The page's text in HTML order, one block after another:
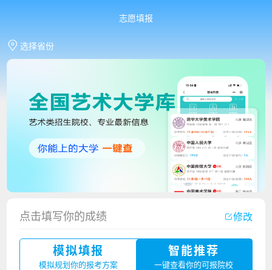
志愿填报
选择省份
点击填写你的成绩 修改
模拟填报
模拟规划你的报考方案
智能推荐
一键查看你的可报院校
广州华立科技职业学院2023年夏季高考招生简章